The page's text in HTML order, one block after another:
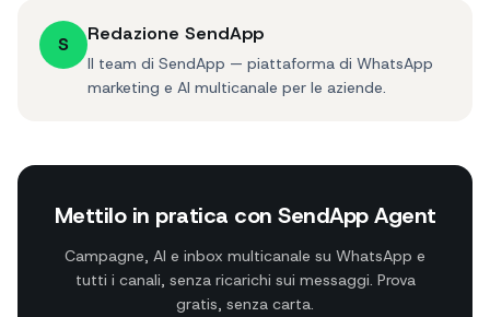
S Redazione SendApp
Il team di SendApp — piattaforma di WhatsApp
marketing e AI multicanale per le aziende.
Mettilo in pratica con SendApp Agent
Campagne, AI e inbox multicanale su WhatsApp e
tutti i canali, senza ricarichi sui messaggi. Prova
gratis, senza carta.